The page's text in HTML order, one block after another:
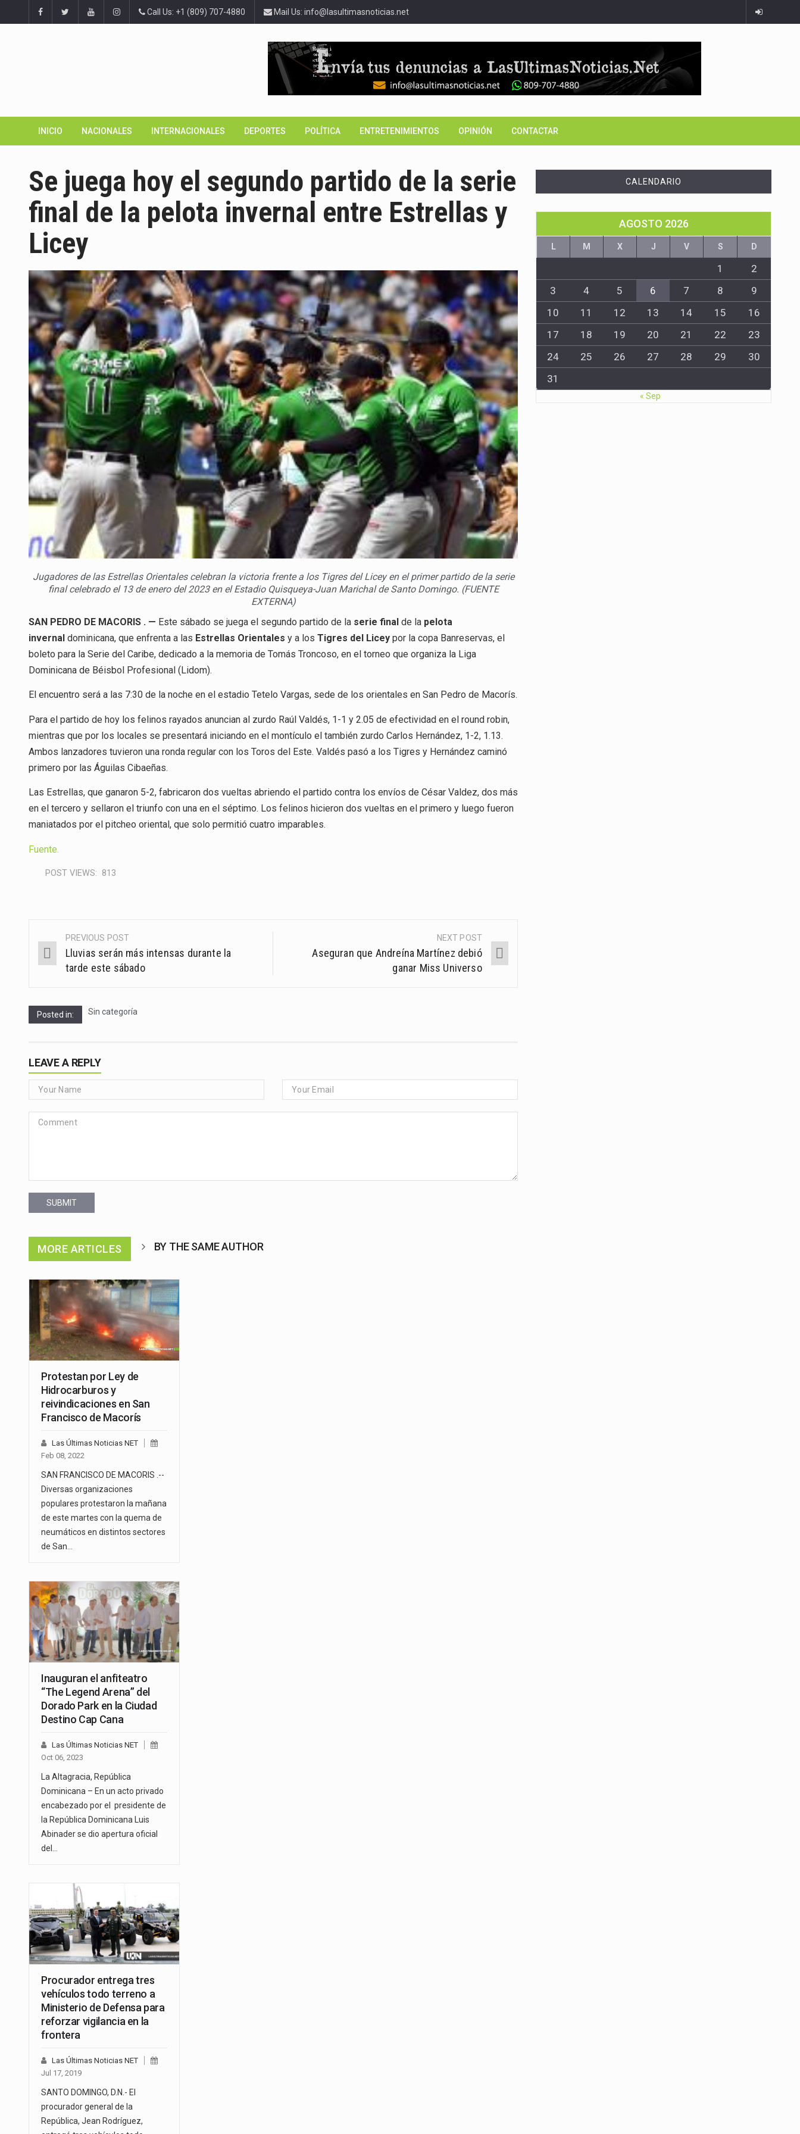
Call Us: +1 (809) 707-4880 Mail Us: info@lasultimasnoticias.net
INICIO NACIONALES INTERNACIONALES DEPORTES POLÍTICA ENTRETENIMIENTOS OPINIÓN CONTACTAR
Se juega hoy el segundo partido de la serie
final de la pelota invernal entre Estrellas y
Licey
Jugadores de las Estrellas Orientales celebran la victoria frente a los Tigres del Licey en el primer partido de la serie
final celebrado el 13 de enero del 2023 en el Estadio Quisqueya-Juan Marichal de Santo Domingo. (FUENTE
EXTERNA)
SAN PEDRO DE MACORIS . — Este sábado se juega el segundo partido de la serie final de la pelota
invernal dominicana, que enfrenta a las Estrellas Orientales y a los Tigres del Licey por la copa Banreservas, el
boleto para la Serie del Caribe, dedicado a la memoria de Tomás Troncoso, en el torneo que organiza la Liga
Dominicana de Béisbol Profesional (Lidom).
El encuentro será a las 7:30 de la noche en el estadio Tetelo Vargas, sede de los orientales en San Pedro de Macorís.
Para el partido de hoy los felinos rayados anuncian al zurdo Raúl Valdés, 1-1 y 2.05 de efectividad en el round robin,
mientras que por los locales se presentará iniciando en el montículo el también zurdo Carlos Hernández, 1-2, 1.13.
Ambos lanzadores tuvieron una ronda regular con los Toros del Este. Valdés pasó a los Tigres y Hernández caminó
primero por las Águilas Cibaeñas.
Las Estrellas, que ganaron 5-2, fabricaron dos vueltas abriendo el partido contra los envíos de César Valdez, dos más
en el tercero y sellaron el triunfo con una en el séptimo. Los felinos hicieron dos vueltas en el primero y luego fueron
maniatados por el pitcheo oriental, que solo permitió cuatro imparables.
Fuente.
POST VIEWS: 813
Post
navigation
PREVIOUS POST
Lluvias serán más intensas durante la
tarde este sábado
NEXT POST
Aseguran que Andreína Martínez debió
ganar Miss Universo
Posted in: Sin categoría
LEAVE A REPLY
SUBMIT
MORE ARTICLES BY THE SAME AUTHOR
Protestan por Ley de
Hidrocarburos y
reivindicaciones en San
Francisco de Macorís
Las Últimas Noticias NET
Feb 08, 2022
SAN FRANCISCO DE MACORIS .--
Diversas organizaciones
populares protestaron la mañana
de este martes con la quema de
neumáticos en distintos sectores
de San…
Inauguran el anfiteatro
“The Legend Arena” del
Dorado Park en la Ciudad
Destino Cap Cana
Las Últimas Noticias NET
Oct 06, 2023
La Altagracia, República
Dominicana – En un acto privado
encabezado por el presidente de
la República Dominicana Luis
Abinader se dio apertura oficial
del…
Procurador entrega tres
vehículos todo terreno a
Ministerio de Defensa para
reforzar vigilancia en la
frontera
Las Últimas Noticias NET
Jul 17, 2019
SANTO DOMINGO, D.N.- El
procurador general de la
República, Jean Rodríguez,
CALENDARIO
AGOSTO 2026
L M X J V S D
1
2
3
4 5 6 7 8
9
10
11 12 13 14 15
16
17
18 19 20 21 22
23
24
25 26 27 28 29
30
31
« Sep